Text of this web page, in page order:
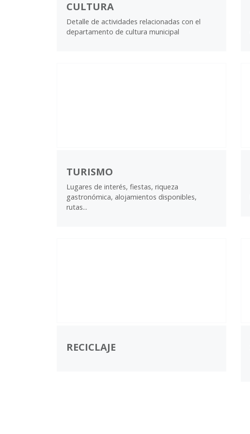
CULTURA
Detalle de actividades relacionadas con el
departamento de cultura municipal
TURISMO
Lugares de interés, fiestas, riqueza
gastronómica, alojamientos disponibles,
rutas...
RECICLAJE